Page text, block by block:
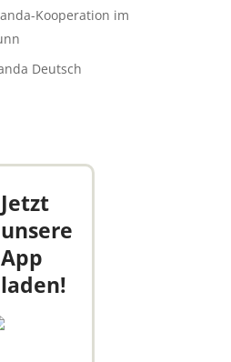
Kooperation im
Deutsch
Jetzt
unsere
App
laden!